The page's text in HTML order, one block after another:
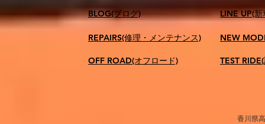
BLOG(ブログ)
REPAIRS(修理・メンテナンス)
OFF ROAD(オフロード)
LINE UP(新
NEW
TEST
香川県